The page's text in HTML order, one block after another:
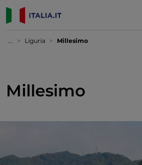
... Liguria Millesimo
Millesimo